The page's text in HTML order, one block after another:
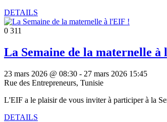
DETAILS
0 311
La Semaine de la maternelle à
23 mars 2026 @ 08:30 - 27 mars 2026 15:45
Rue des Entrepreneurs, Tunisie
L'EIF a le plaisir de vous inviter à participer à la
DETAILS